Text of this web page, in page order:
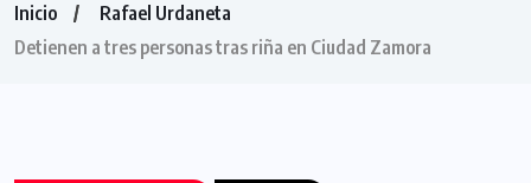
Inicio
Rafael Urdaneta
Detienen a tres personas tras riña en Ciudad Zamora